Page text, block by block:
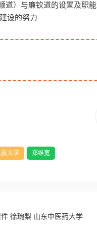
道）与廉钦道的设置及职能
设的努力
大学 郑维宽
徐琬梨 山东中医药大学